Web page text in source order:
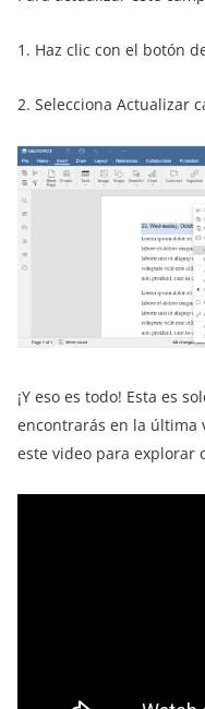
1. Haz clic con el botón
2. Selecciona Actualizar
¡Y eso es todo! Esta es
encontrarás en la última
este video para explorar